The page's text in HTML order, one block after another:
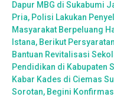
Dapur MBG di Sukabumi
Pria, Polisi Lakukan
Masyarakat Berpeluang
Istana, Berikut
Bantuan Revitalisasi
Pendidikan di Kabupaten
Kabar Kades di Ciemas
Sorotan, Begini